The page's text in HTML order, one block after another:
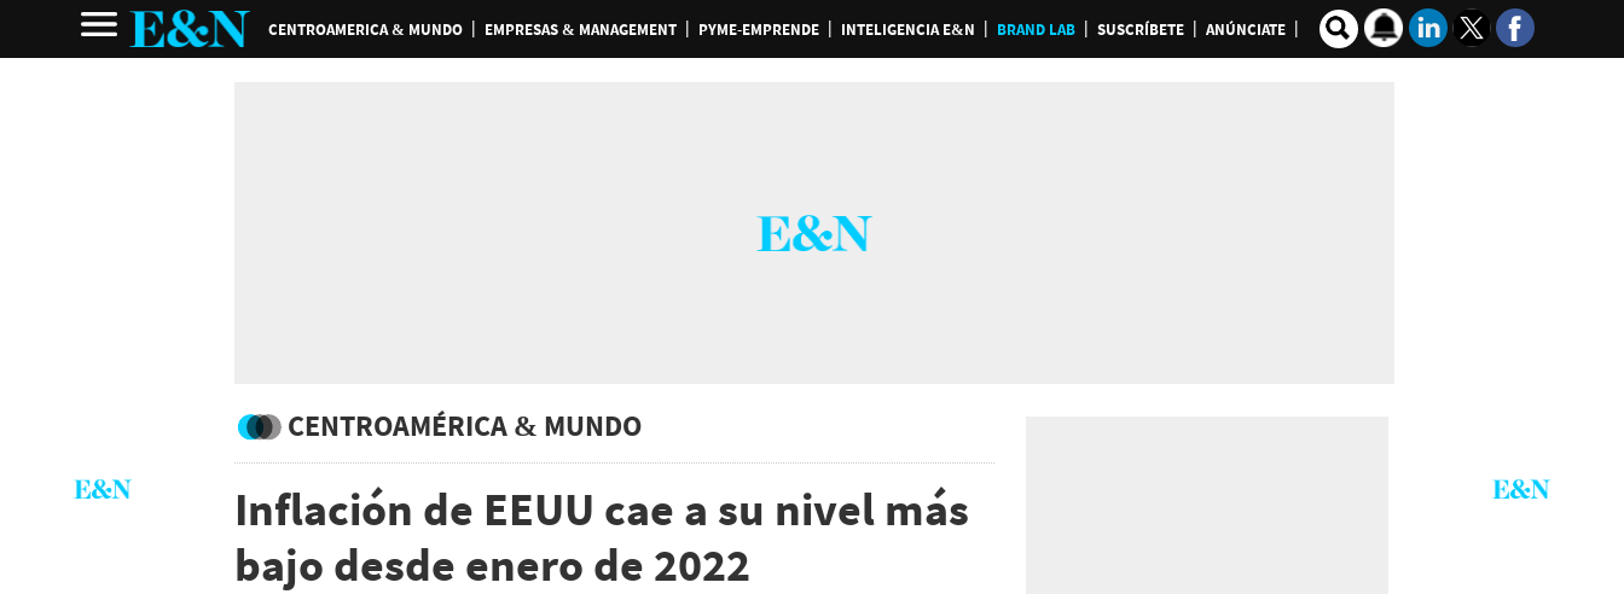
CENTROAMERICA & MUNDO EMPRESAS & MANAGEMENT PYME-EMPRENDE INTELIGENCIA E&N BRAND LAB SUSCRÍBETE ANÚNCIATE
CENTROAMÉRICA & MUNDO
Inflación de EEUU cae a su nivel más
bajo desde enero de 2022